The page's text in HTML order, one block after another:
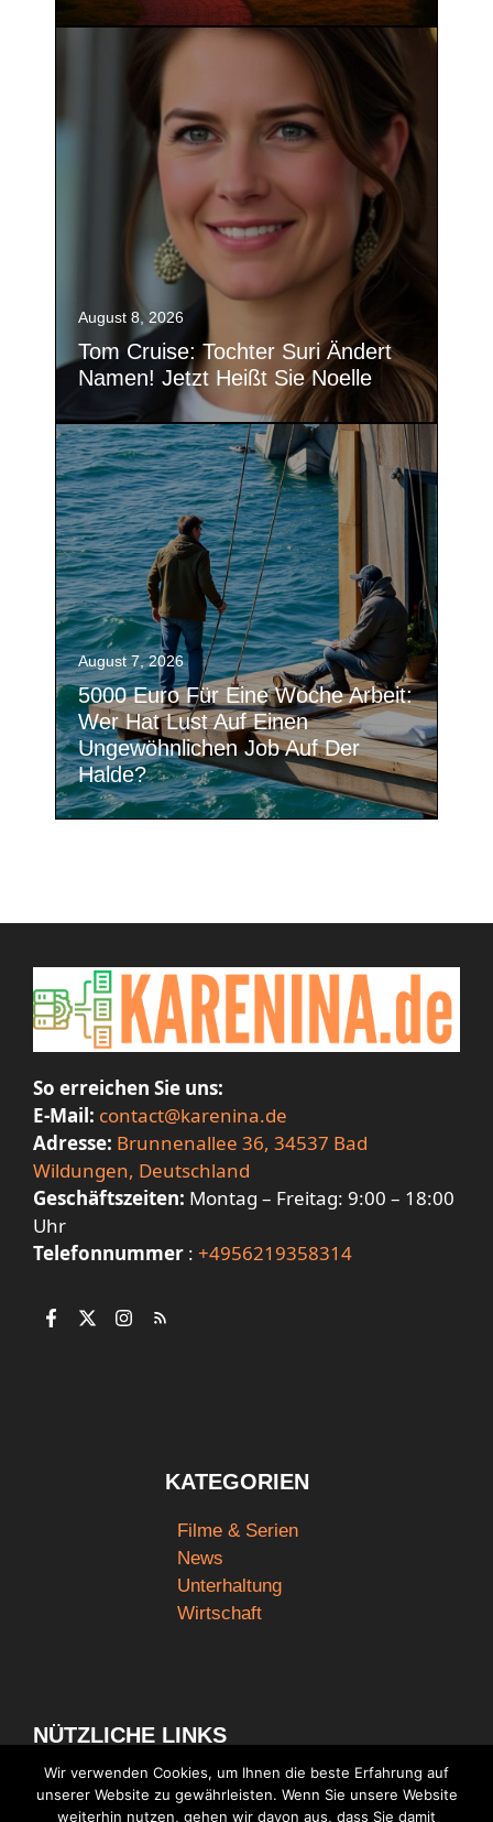
August 8, 2026
Tom Cruise: Tochter Suri Ändert
Namen! Jetzt Heißt Sie Noelle
August 7, 2026
5000 Euro Für Eine Woche Arbeit:
Wer Hat Lust Auf Einen
Ungewöhnlichen Job Auf Der
Halde?
So erreichen Sie uns:
E-Mail: contact@karenina.de
Adresse: Brunnenallee 36, 34537 Bad
Wildungen, Deutschland
Geschäftszeiten: Montag – Freitag: 9:00 – 18:00
Uhr
Telefonnummer : +4956219358314
KATEGORIEN
Filme & Serien
News
Unterhaltung
Wirtschaft
NÜTZLICHE LINKS
Wir verwenden Cookies, um Ihnen die beste Erfahrung auf
unserer Website zu gewährleisten. Wenn Sie unsere Website
weiterhin nutzen, gehen wir davon aus, dass Sie damit